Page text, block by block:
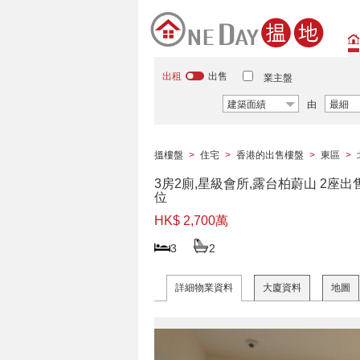
出租 出售 業主盤
建築面績 由 最細
搵樓盤 > 住宅 > 香港的出售樓盤 > 東區 >
3房2廁,星級會所,露台柏蔚山 2座出
位
HK$ 2,700萬
3 2
詳細物業資料 大廈資料 地圖